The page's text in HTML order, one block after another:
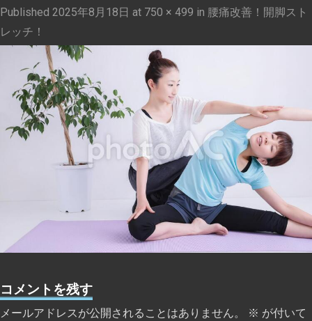
Published 2025年8月18日 at 750 × 499 in 腰痛改善！開脚スト
レッチ！
コメントを残す
メールアドレスが公開されることはありません。 ※ が付いて